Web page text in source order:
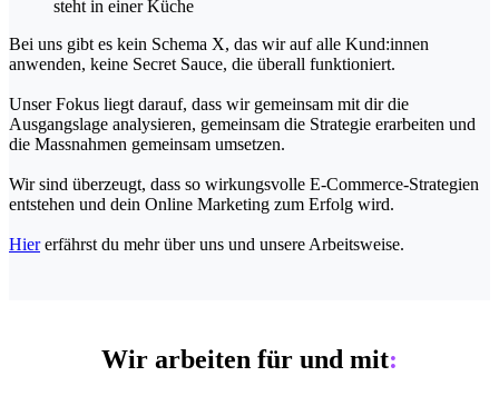
Bei uns gibt es kein Schema X, das wir auf alle Kund:innen
anwenden, keine Secret Sauce, die überall funktioniert.
Unser Fokus liegt darauf, dass wir gemeinsam mit dir die
Ausgangslage analysieren, gemeinsam die Strategie erarbeiten und
die Massnahmen gemeinsam umsetzen.
Wir sind überzeugt, dass so wirkungsvolle E-Commerce-Strategien
entstehen und dein Online Marketing zum Erfolg wird.
Hiererfährst du mehr über uns und unsere Arbeitsweise.
Wir arbeiten für und mit: